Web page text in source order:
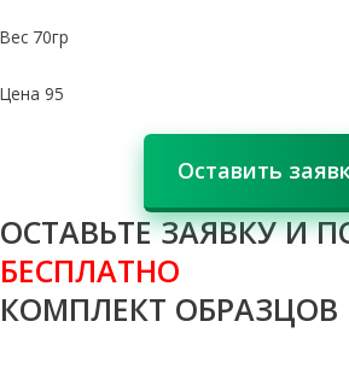
Вес 70гр
Цена 95
Оставить
ОСТАВЬТЕ ЗАЯВКУ И
БЕСПЛАТНО
КОМПЛЕКТ ОБРАЗЦОВ